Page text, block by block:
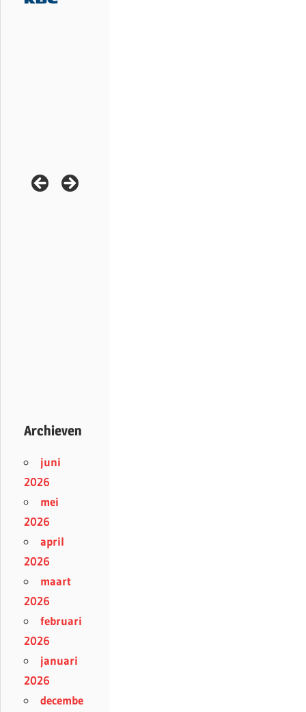
Archieven
juni
2026
mei
2026
april
2026
maart
2026
februari
2026
januari
2026
decembe